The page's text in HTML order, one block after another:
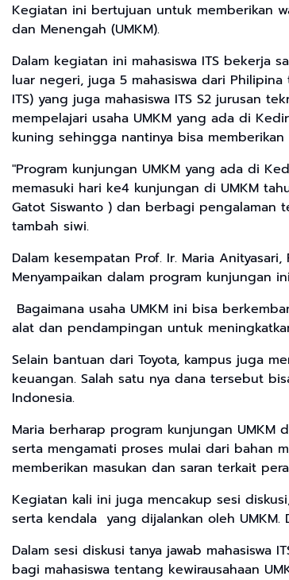
Kegiatan ini bertujuan untuk memberikan
dan Menengah (UMKM).
Dalam kegiatan ini mahasiswa ITS bekerja
luar negeri, juga 5 mahasiswa dari
ITS) yang juga mahasiswa ITS S2 jurusan
mempelajari usaha UMKM yang ada di
kuning sehingga nantinya bisa
"Program kunjungan UMKM yang ada di
memasuki hari ke4 kunjungan di UMKM
Gatot Siswanto ) dan berbagi
tambah siwi.
Dalam kesempatan Prof. Ir. Maria
Menyampaikan dalam program kunjungan
Bagaimana usaha UMKM ini bisa
alat dan pendampingan untuk
Selain bantuan dari Toyota, kampus juga
keuangan. Salah satu nya dana tersebut
Indonesia.
Maria berharap program kunjungan UMKM
serta mengamati proses mulai dari bahan
memberikan masukan dan saran terkait
Kegiatan kali ini juga mencakup sesi
serta kendala yang dijalankan oleh UMKM.
Dalam sesi diskusi tanya jawab mahasiswa
bagi mahasiswa tentang kewirausahaan